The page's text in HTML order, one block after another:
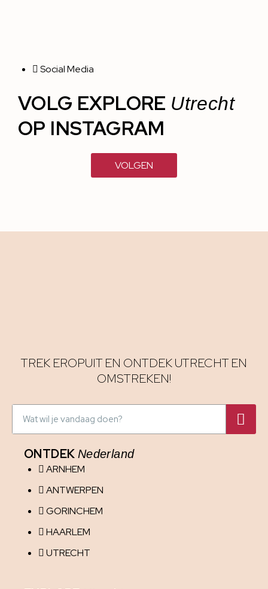
Social Media
VOLG EXPLORE Utrecht
OP INSTAGRAM
VOLGEN
TREK EROPUIT EN ONTDEK UTRECHT EN
OMSTREKEN!
ONTDEK Nederland
ARNHEM
ANTWERPEN
GORINCHEM
HAARLEM
UTRECHT